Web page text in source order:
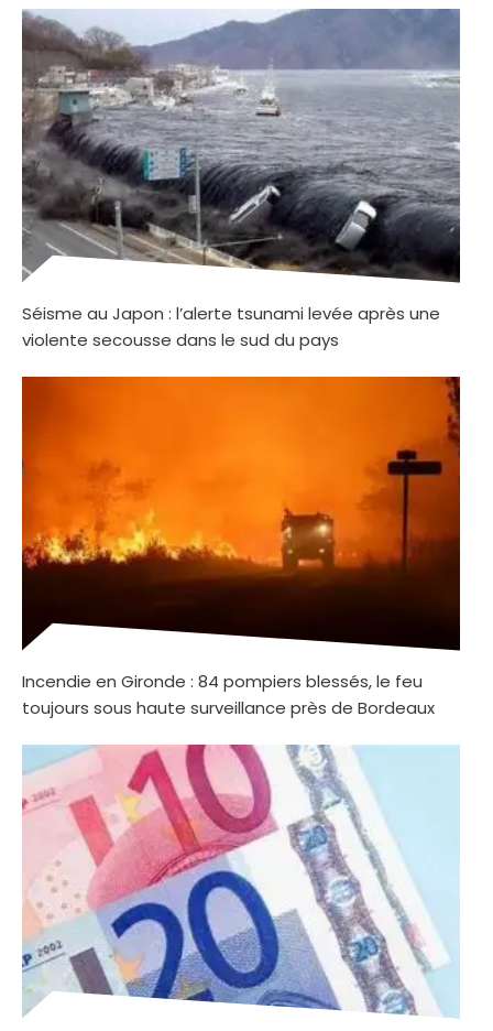
Séisme au Japon : l’alerte tsunami levée après une
violente secousse dans le sud du pays
Incendie en Gironde : 84 pompiers blessés, le feu
toujours sous haute surveillance près de Bordeaux